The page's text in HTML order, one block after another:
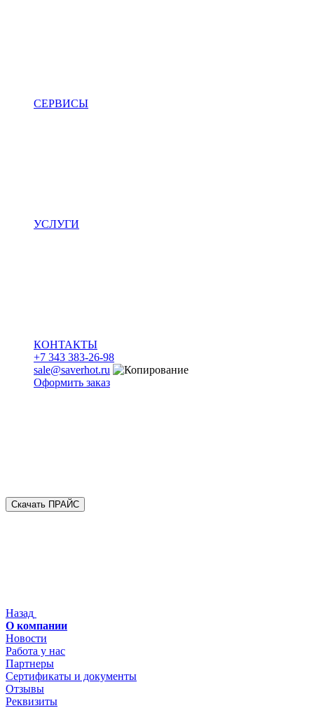
СЕРВИСЫ
УСЛУГИ
КОНТАКТЫ
+7 343 383-26-98
sale@saverhot.ru
Оформить заказ
Скачать ПРАЙС
Назад
О компании
Новости
Работа у нас
Партнеры
Сертификаты и документы
Отзывы
Реквизиты